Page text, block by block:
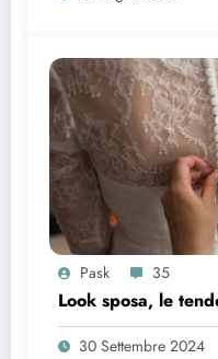
Pask 35
Look sposa, le
30 Settembre 2024